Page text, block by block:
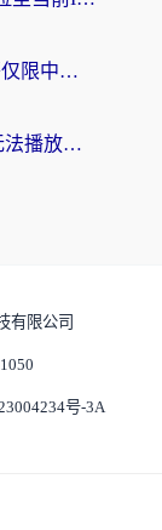
在国外看世界杯法国 VS 摩洛哥仅限中国大陆？别让地域限制拦下你的欢呼
在澳大利亚看抖音世界杯直播无法播放？海外党体育观赛终极指南来了！
有限公司
号-3A